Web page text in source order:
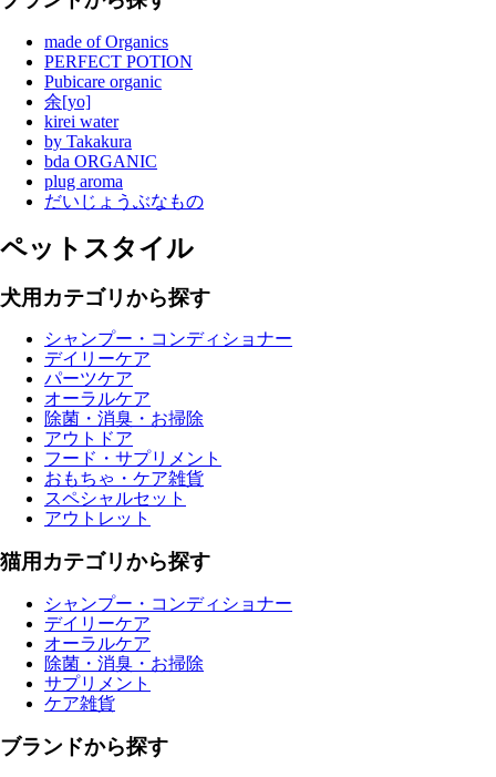
made of Organics
PERFECT POTION
Pubicare organic
余[yo]
kirei water
by Takakura
bda ORGANIC
plug aroma
だいじょうぶなもの
ペットスタイル
犬用カテゴリから探す
シャンプー・コンディショナー
デイリーケア
パーツケア
オーラルケア
除菌・消臭・お掃除
アウトドア
フード・サプリメント
おもちゃ・ケア雑貨
スペシャルセット
アウトレット
猫用カテゴリから探す
シャンプー・コンディショナー
デイリーケア
オーラルケア
除菌・消臭・お掃除
サプリメント
ケア雑貨
ブランドから探す